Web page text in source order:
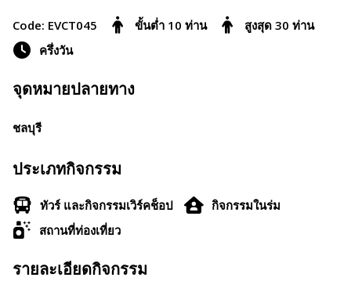
Code: EVCT045 ขั้นต่ำ 10 ท่าน
สูงสุด 30 ท่าน
ครึ่งวัน
จุดหมายปลายทาง
ชลบุรี
ประเภทกิจกรรม
ทัวร์ และกิจกรรมเวิร์คช็อป
กิจกรรมในร่ม
สถานที่ท่องเที่ยว
รายละเอียดกิจกรรม